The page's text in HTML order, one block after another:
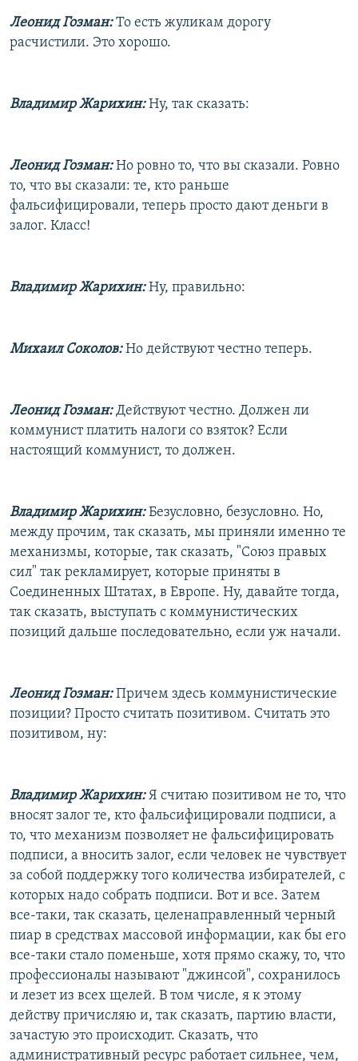
Леонид Гозман:То есть жуликам дорогу
расчистили. Это хорошо.
Владимир Жарихин:Ну, так сказать:
Леонид Гозман:Но ровно то, что вы сказали. Ровно
то, что вы сказали: те, кто раньше
фальсифицировали, теперь просто дают деньги в
залог. Класс!
Владимир Жарихин:Ну, правильно:
Михаил Соколов:Но действуют честно теперь.
Леонид Гозман:Действуют честно. Должен ли
коммунист платить налоги со взяток? Если
настоящий коммунист, то должен.
Владимир Жарихин:Безусловно, безусловно. Но,
между прочим, так сказать, мы приняли именно те
механизмы, которые, так сказать, "Союз правых
сил" так рекламирует, которые приняты в
Соединенных Штатах, в Европе. Ну, давайте тогда,
так сказать, выступать с коммунистических
позиций дальше последовательно, если уж начали.
Леонид Гозман:Причем здесь коммунистические
позиции? Просто считать позитивом. Считать это
позитивом, ну:
Владимир Жарихин:Я считаю позитивом не то, что
вносят залог те, кто фальсифицировали подписи, а
то, что механизм позволяет не фальсифицировать
подписи, а вносить залог, если человек не чувствует
за собой поддержку того количества избирателей, с
которых надо собрать подписи. Вот и все. Затем
все-таки, так сказать, целенаправленный черный
пиар в средствах массовой информации, как бы его
все-таки стало поменьше, хотя прямо скажу, то, что
профессионалы называют "джинсой", сохранилось
и лезет из всех щелей. В том числе, я к этому
действу причисляю и, так сказать, партию власти,
зачастую это происходит. Сказать, что
административный ресурс работает сильнее, чем,